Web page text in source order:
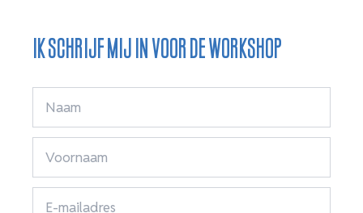
Ik schrijf mij in voor de workshop